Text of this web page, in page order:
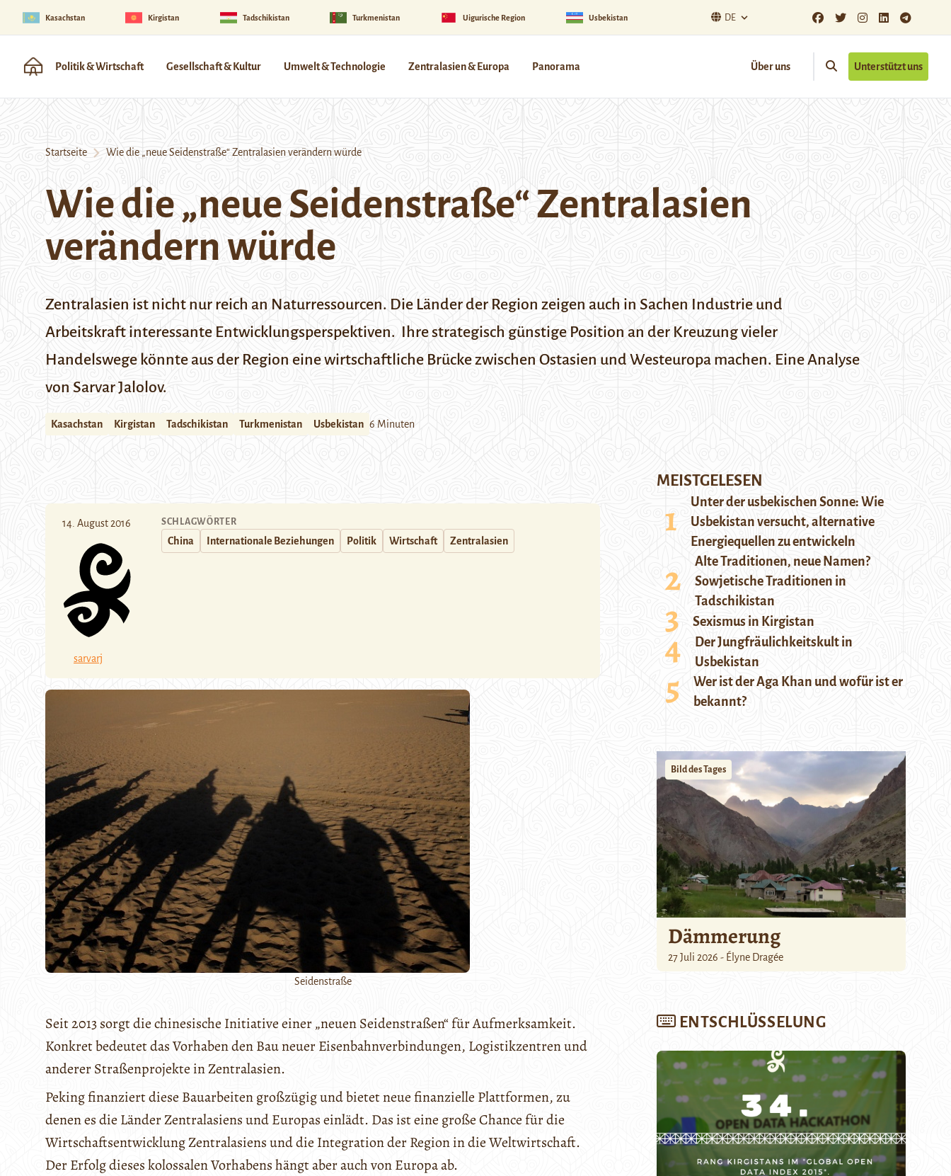
Kasachstan Kirgistan Tadschikistan Turkmenistan Uigurische Region Usbekistan DE
Politik & Wirtschaft Gesellschaft & Kultur Umwelt & Technologie Zentralasien & Europa Panorama Über uns Unterstützt uns
Startseite Wie die „neue Seidenstraße“ Zentralasien verändern würde
Wie die „neue Seidenstraße“ Zentralasien
verändern würde
Zentralasien ist nicht nur reich an Naturressourcen. Die Länder der Region zeigen auch in Sachen Industrie und
Arbeitskraft interessante Entwicklungsperspektiven. Ihre strategisch günstige Position an der Kreuzung vieler
Handelswege könnte aus der Region eine wirtschaftliche Brücke zwischen Ostasien und Westeuropa machen. Eine Analyse
von Sarvar Jalolov.
Kasachstan Kirgistan Tadschikistan Turkmenistan Usbekistan 6 Minuten
14. August 2016
sarvarj
SCHLAGWÖRTER
China Internationale Beziehungen Politik Wirtschaft Zentralasien
Seidenstraße
Seit 2013 sorgt die chinesische Initiative einer „neuen Seidenstraßen“ für Aufmerksamkeit.
Konkret bedeutet das Vorhaben den Bau neuer Eisenbahnverbindungen, Logistikzentren und
anderer Straßenprojekte in Zentralasien.
Peking finanziert diese Bauarbeiten großzügig und bietet neue finanzielle Plattformen, zu
denen es die Länder Zentralasiens und Europas einlädt. Das ist eine große Chance für die
Wirtschaftsentwicklung Zentralasiens und die Integration der Region in die Weltwirtschaft.
Der Erfolg dieses kolossalen Vorhabens hängt aber auch von Europa ab.
MEISTGELESEN
Unter der usbekischen Sonne: Wie
Usbekistan versucht, alternative
Energiequellen zu entwickeln
Alte Traditionen, neue Namen?
Sowjetische Traditionen in
Tadschikistan
Sexismus in Kirgistan
Der Jungfräulichkeitskult in
Usbekistan
Wer ist der Aga Khan und wofür ist er
bekannt?
Bild des Tages
Dämmerung
27 Juli 2026 - Élyne Dragée
ENTSCHLÜSSELUNG